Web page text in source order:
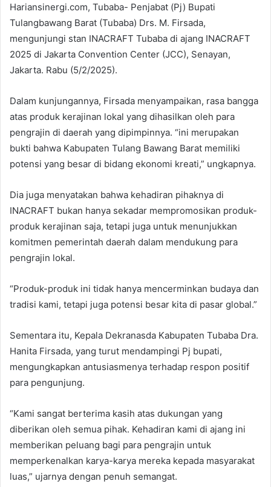
Hariansinergi.com, Tubaba- Penjabat (Pj) Bupati
Tulangbawang Barat (Tubaba) Drs. M. Firsada,
mengunjungi stan INACRAFT Tubaba di ajang INACRAFT
2025 di Jakarta Convention Center (JCC), Senayan,
Jakarta. Rabu (5/2/2025).
Dalam kunjungannya, Firsada menyampaikan, rasa bangga
atas produk kerajinan lokal yang dihasilkan oleh para
pengrajin di daerah yang dipimpinnya. “ini merupakan
bukti bahwa Kabupaten Tulang Bawang Barat memiliki
potensi yang besar di bidang ekonomi kreati,” ungkapnya.
Dia juga menyatakan bahwa kehadiran pihaknya di
INACRAFT bukan hanya sekadar mempromosikan produk-
produk kerajinan saja, tetapi juga untuk menunjukkan
komitmen pemerintah daerah dalam mendukung para
pengrajin lokal.
“Produk-produk ini tidak hanya mencerminkan budaya dan
tradisi kami, tetapi juga potensi besar kita di pasar global.”
Sementara itu, Kepala Dekranasda Kabupaten Tubaba Dra.
Hanita Firsada, yang turut mendampingi Pj bupati,
mengungkapkan antusiasmenya terhadap respon positif
para pengunjung.
“Kami sangat berterima kasih atas dukungan yang
diberikan oleh semua pihak. Kehadiran kami di ajang ini
memberikan peluang bagi para pengrajin untuk
memperkenalkan karya-karya mereka kepada masyarakat
luas,” ujarnya dengan penuh semangat.